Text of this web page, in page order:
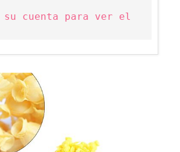
su cuenta para ver el